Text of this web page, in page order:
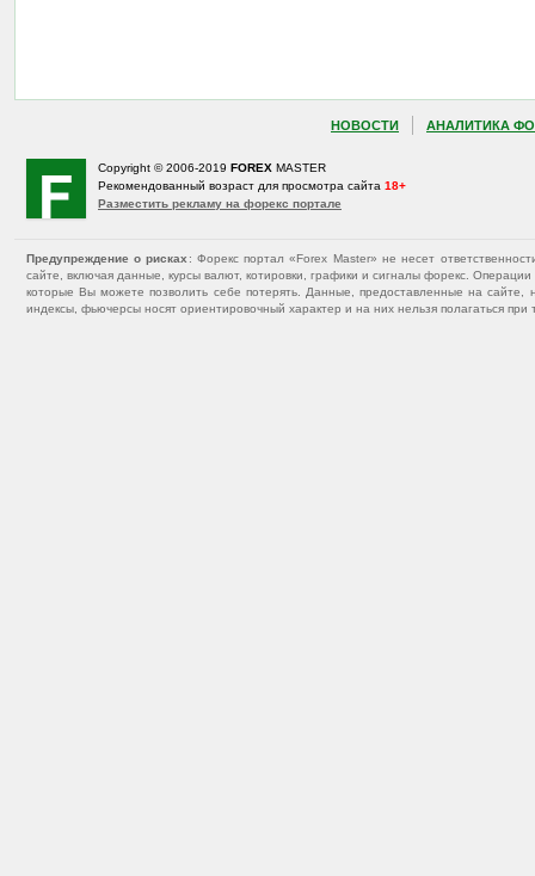
НОВОСТИ АНАЛИТИКА
Copyright © 2006-2019 FOREX MASTER
Рекомендованный возраст для просмотра сайта 18+
Разместить рекламу на форекс портале
Предупреждение о рисках : Форекс портал «Forex Master» не несет
сайте, включая данные, курсы валют, котировки, графики и сигналы форекс.
которые Вы можете позволить себе потерять. Данные, предоставленные на
индексы, фьючерсы носят ориентировочный характер и на них нельзя полагаться при